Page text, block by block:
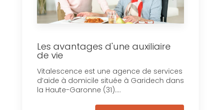
Les avantages d'une auxiliaire
de vie
Vitalescence est une agence de services
d’aide à domicile située à Garidech dans
la Haute-Garonne (31)....